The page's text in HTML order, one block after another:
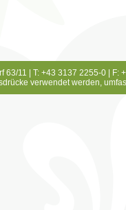
11 | T: +43 3137 2255-0 | F:
verwendet werden,